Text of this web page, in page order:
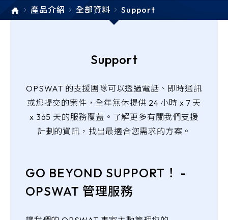
產品介紹 全部資料 Support
Support
OPSWAT 的支援團隊可以透過電話、即時通訊
或您提交的案件，全年無休提供 24 小時 x 7 天
x 365 天的服務覆蓋。了解更多有關我們支援
計劃的資訊，找出最適合您需求的方案。
GO BEYOND SUPPORT！ -
OPSWAT 管理服務